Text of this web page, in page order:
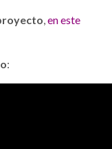
,en este
: